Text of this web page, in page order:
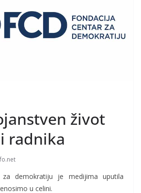
život
radnika
za demokratiju je medijima uputila
u celini.